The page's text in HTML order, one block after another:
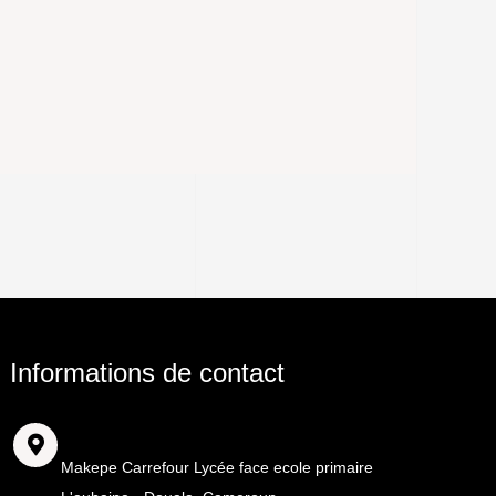
Informations de contact
Makepe Carrefour Lycée face ecole primaire